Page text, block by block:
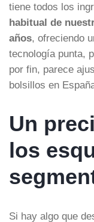
tiene todos los
habitual de
años, ofreciendo
tecnología punta,
por fin, parece
bolsillos en
Un
los
Si hay algo que